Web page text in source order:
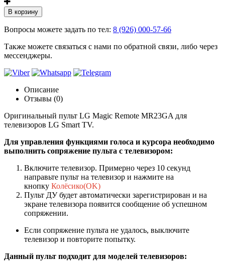
В корзину
Вопросы можете задать по тел: 8 (926) 000-57-66
Также можете связаться с нами по обратной связи, либо через
мессенджеры.
Описание
Отзывы (0)
Оригинальный пульт LG Magic Remote MR23GA для
телевизоров LG Smart TV.
Для управления функциями голоса и курсора необходимо
выполнить сопряжение пульта с телевизором:
Включите телевизор. Примерно через 10 секунд
направьте пульт на телевизор и нажмите на
кнопку Колёсико(OK)
Пульт ДУ будет автоматически зарегистрирован и на
экране телевизора появится сообщение об успешном
сопряжении.
Если сопряжение пульта не удалось, выключите
телевизор и повторите попытку.
Данный пульт подходит для моделей телевизоров: